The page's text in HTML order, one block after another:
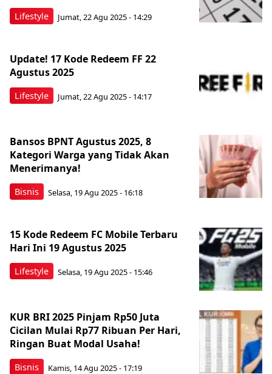
Lifestyle Jumat, 22 Agu 2025 - 14:29
Lifestyle
Update! 17 Kode Redeem FF 22
Agustus 2025
Jumat, 22 Agu 2025 - 14:17
Bisnis
Bansos BPNT Agustus 2025, 8
Kategori Warga yang Tidak Akan
Menerimanya!
Selasa, 19 Agu 2025 - 16:18
Lifestyle
15 Kode Redeem FC Mobile Terbaru
Hari Ini 19 Agustus 2025
Selasa, 19 Agu 2025 - 15:46
Bisnis
KUR BRI 2025 Pinjam Rp50 Juta
Cicilan Mulai Rp77 Ribuan Per Hari,
Ringan Buat Modal Usaha!
Kamis, 14 Agu 2025 - 17:19